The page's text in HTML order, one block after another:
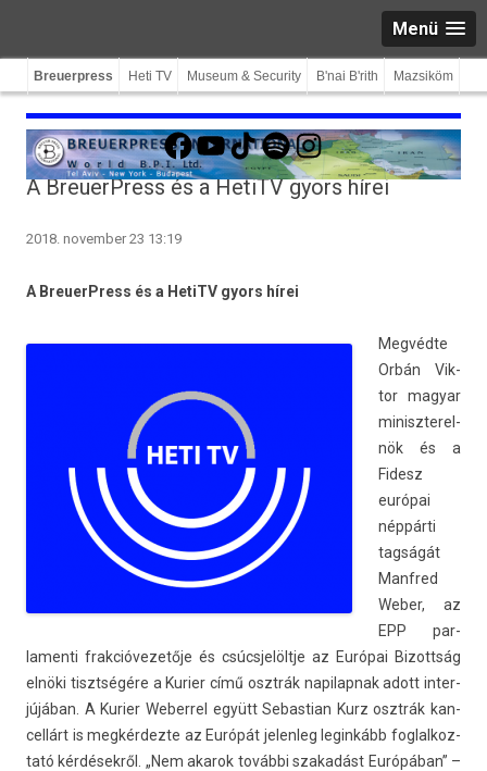
Menü
Breuerpress Heti TV Museum & Security B'nai B'rith Mazsiköm
Facebook
YouTube
TikTokSpotifyInstagram
A BreuerPress és a HetiTV gyors hírei
2018. november 23 13:19
A BreuerPress és a HetiTV gyors hírei
Megvédte
Orbán Vik­
tor magyar
miniszterel­
nök és a
Fidesz
európai
néppárti
tagságát
Man­fred
Weber, az
EPP par­
lamen­ti frak­cióvezetője és csúcsjelöltje az Európai Bi­zottság
elnöki tisztségére a Kuri­er című osztrák napilap­nak adott in­ter­
jújában. A Kuri­er Weber­rel együtt Sebas­tian Kurz osztrák kan­
cellárt is meg­kérdez­te az Európát jelen­leg legin­kább fog­lalkoz­
tató kérdésekről. „Nem akarok további szakadást Európában” –